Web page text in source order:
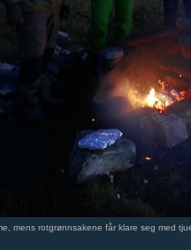
mens rotgrønnsakene får klare seg med